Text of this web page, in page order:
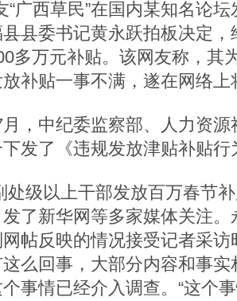
“广西草民”在国内某知名论
县委书记黄永跃拍板决定
多万元补贴。该网友称，其
补贴一事不满，遂在网络上
，中纪委监察部、人力资
发了《违规发放津贴补贴行
处级以上干部发放百万春节
了新华网等多家媒体关注
帖反映的情况接受记者采访
么回事，大部分内容和事实
事情已经介入调查。“这个